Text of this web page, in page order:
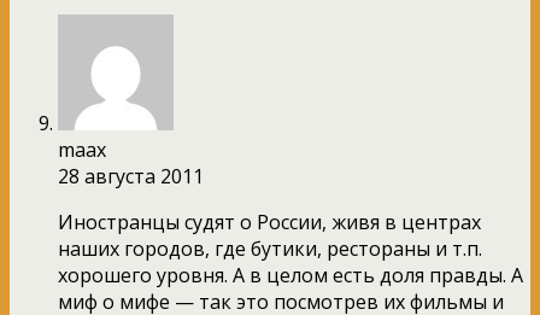
maax
28 августа 2011
Иностранцы судят о России, живя в центрах
наших городов, где бутики, рестораны и т.п.
хорошего уровня. А в целом есть доля правды. А
миф о мифе — так это посмотрев их фильмы и